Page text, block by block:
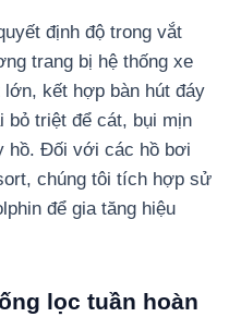
định độ trong vắt
trang bị hệ thống xe
kết hợp bàn hút đáy
bỏ triệt để cát, bụi mịn
hồ. Đối với các hồ bơi
chúng tôi tích hợp sử
để gia tăng hiệu
lọc tuần hoàn